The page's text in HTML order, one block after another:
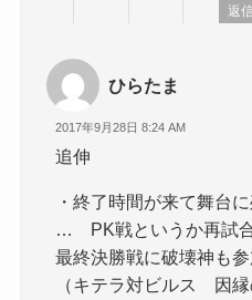
返
ひらたま
2017年9月28日 8:24 AM
追伸
・終了時間が来て舞台
… PK戦というか再試
最終決勝戦に破壊神も
（キテラ対ビルス 因